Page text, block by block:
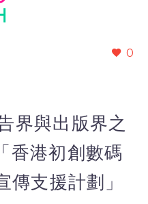
0
界與出版界之
香港初創數碼
傳支援計劃」